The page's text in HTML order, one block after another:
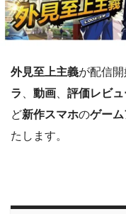
外見至上主義が配信開
ラ
動画 評価レビュ
ど新作スマホのゲーム
たします。